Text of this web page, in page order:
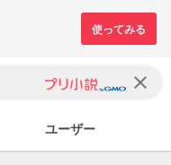
clear
ユーザー